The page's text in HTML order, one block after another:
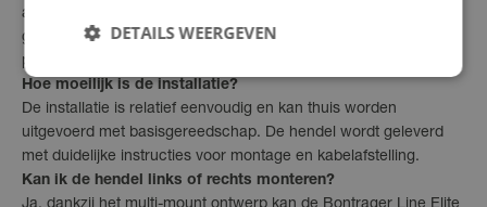
andere merken die een vergelijkbaar kabelmechanisme
gebruiken. Controleer de specificaties van je huidige dropper
post voor compatibiliteit.
Hoe moeilijk is de installatie?
De installatie is relatief eenvoudig en kan thuis worden
uitgevoerd met basisgereedschap. De hendel wordt geleverd
met duidelijke instructies voor montage en kabelafstelling.
Kan ik de hendel links of rechts monteren?
DETAILS WEERGEVEN